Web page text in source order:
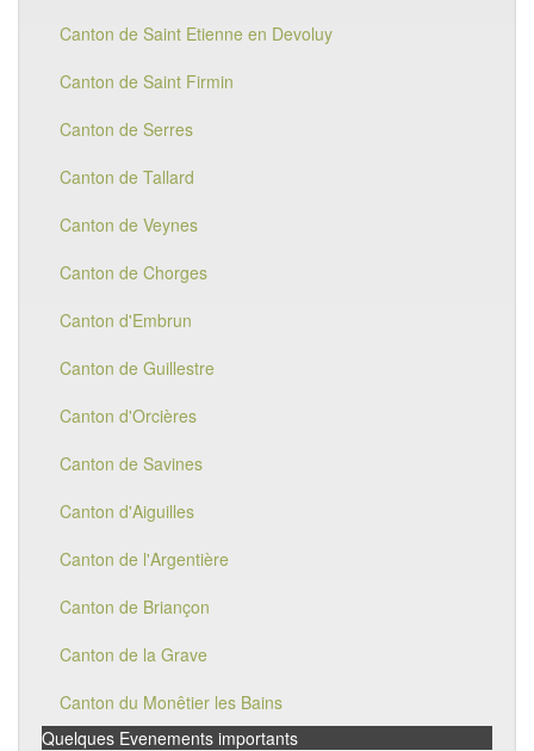
Canton de Saint Etienne en Devoluy
Canton de Saint Firmin
Canton de Serres
Canton de Tallard
Canton de Veynes
Canton de Chorges
Canton d'Embrun
Canton de Guillestre
Canton d'Orcières
Canton de Savines
Canton d'Aiguilles
Canton de l'Argentière
Canton de Briançon
Canton de la Grave
Canton du Monêtier les Bains
Quelques Evenements importants